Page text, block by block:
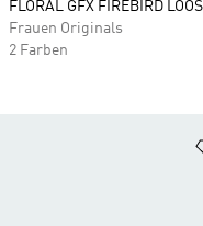
FLORAL GFX FIREBIRD
Frauen Originals
2 Farben